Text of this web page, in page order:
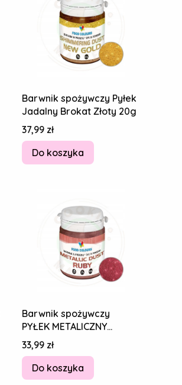
Barwnik spożywczy Pyłek
Jadalny Brokat Złoty 20g
Cena
37,99 zł
Do koszyka
Barwnik spożywczy
PYŁEK METALICZNY
Jadalny Brokat Rubin 20g
Cena
33,99 zł
Do koszyka